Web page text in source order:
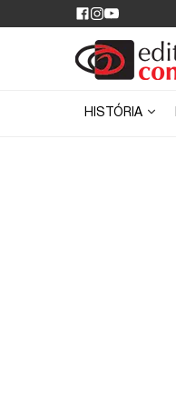
HISTÓRIA